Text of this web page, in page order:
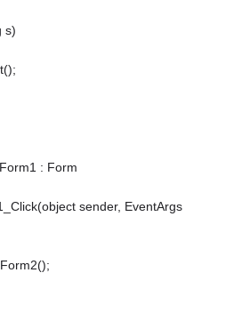
s)
: Form
sender, EventArgs